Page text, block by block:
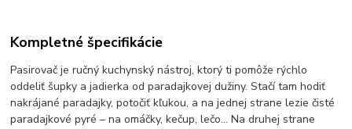
Kompletné špecifikácie
Pasirovač je ručný kuchynský nástroj, ktorý ti pomôže rýchlo
oddeliť šupky a jadierka od paradajkovej dužiny. Stačí tam hodiť
nakrájané paradajky, potočiť kľukou, a na jednej strane lezie čisté
paradajkové pyré – na omáčky, kečup, lečo... Na druhej strane